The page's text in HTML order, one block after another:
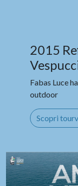
2015
Fabas Luce
outdoor
Scopri